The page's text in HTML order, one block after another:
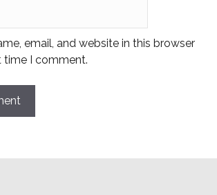
email, and website in this browser
time I comment.